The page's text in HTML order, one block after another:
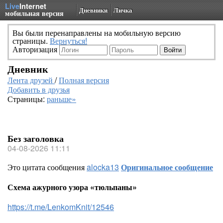
LiveInternet
мобильная версия Дневники Личка
Вы были перенаправлены на мобильную версию
страницы. Вернуться!
Авторизация
Дневник
Лента друзей /Полная версия
Добавить в друзья
Страницы: раньше»
Без заголовка
04-08-2026 11:11
Это цитата сообщенияalocka13 Оригинальное сообщение
Схема ажурного узора «тюльпаны»
https://t.me/LenkomKnit/12546